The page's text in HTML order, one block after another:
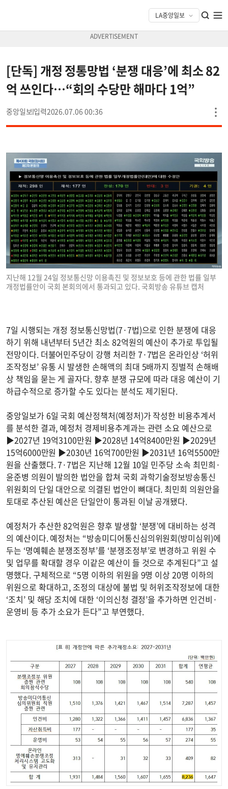
[단독] 개정 정통망법 ‘분쟁 대응’에 최소 82
억 쓰인다…“회의 수당만 해마다 1억”
중앙일보 2026.07.06 00:36
지난해 12월 24일 정보통신망 이용촉진 및 정보보호 등에 관한 법률 일부
개정법률안이 국회 본회의에서 통과되고 있다. 국회방송 유튜브 캡처
7일 시행되는 개정 정보통신망법(7·7법)으로 인한 분쟁에 대응
하기 위해 내년부터 5년간 최소 82억원의 예산이 추가로 투입될
전망이다. 더불어민주당이 강행 처리한 7·7법은 온라인상 ‘허위
조작정보’ 유통 시 발생한 손해액의 최대 5배까지 징벌적 손해배
상 책임을 묻는 게 골자다. 향후 분쟁 규모에 따라 대응 예산이 기
하급수적으로 증가할 수도 있다는 분석도 제기된다.
중앙일보가 6일 국회 예산정책처(예정처)가 작성한 비용추계서
를 분석한 결과, 예정처 경제비용추계과는 관련 소요 예산으로
▶2027년 19억3100만원 ▶2028년 14억8400만원 ▶2029년
15억6000만원 ▶2030년 16억700만원 ▶2031년 16억5500만
원을 산출했다. 7·7법은 지난해 12월 10일 민주당 소속 최민희·
윤준병 의원이 발의한 법안을 합쳐 국회 과학기술정보방송통신
위원회의 단일 대안으로 의결된 법안이 뼈대다. 최민희 의원안을
토대로 추산된 예산은 단일안이 통과된 이날 공개됐다.
예정처가 추산한 82억원은 향후 발생할 ‘분쟁’에 대비하는 성격
의 예산이다. 예정처는 “방송미디어통신심의위원회(방미심위)에
두는 ‘명예훼손 분쟁조정부’를 ‘분쟁조정부’로 변경하고 위원 수
및 업무를 확대할 경우 이같은 예산이 들 것으로 추계된다”고 설
명했다. 구체적으로 “5명 이하의 위원을 9명 이상 20명 이하의
위원으로 확대하고, 조정의 대상에 불법 및 허위조작정보에 대한
‘조치’ 및 해당 조치에 대한 ‘이의신청 결정’을 추가하면 인건비·
운영비 등 추가 소요가 든다”고 부연했다.